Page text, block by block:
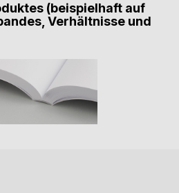
(beispielhaft auf
Verhältnisse und